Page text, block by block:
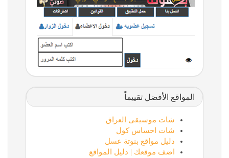
المواقع الأفضل تقييماً
شات موسيقى العراق
شات احساس كول
دليل مواقع بنوتة عسل
اضف موقعك | دليل المواقع